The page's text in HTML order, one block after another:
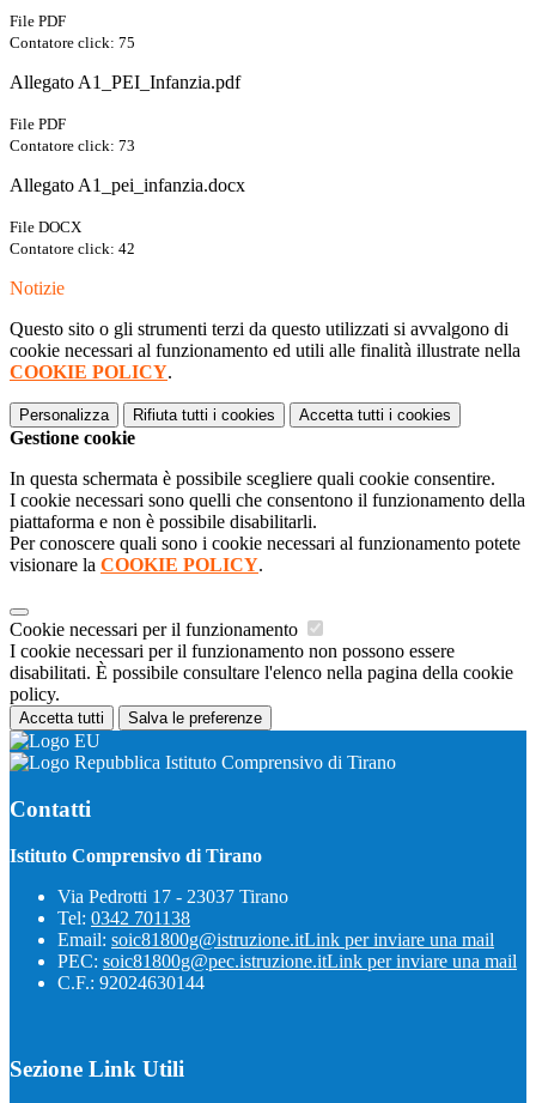
File PDF
Contatore click: 75
Allegato A1_PEI_Infanzia.pdf
File PDF
Contatore click: 73
Allegato A1_pei_infanzia.docx
File DOCX
Contatore click: 42
Notizie
Questo sito o gli strumenti terzi da questo utilizzati si avvalgono di
cookie necessari al funzionamento ed utili alle finalità illustrate nella
COOKIE POLICY.
Personalizza Rifiuta tutti i cookies Accetta tutti i cookies
Gestione cookie
In questa schermata è possibile scegliere quali cookie consentire.
I cookie necessari sono quelli che consentono il funzionamento della
piattaforma e non è possibile disabilitarli.
Per conoscere quali sono i cookie necessari al funzionamento potete
visionare la COOKIE POLICY.
Cookie necessari per il funzionamento
I cookie necessari per il funzionamento non possono essere
disabilitati. È possibile consultare l'elenco nella pagina della cookie
policy.
Accetta tutti Salva le preferenze
Istituto Comprensivo di Tirano
Contatti
Istituto Comprensivo di Tirano
Via Pedrotti 17 - 23037 Tirano
Tel: 0342 701138
Email: soic81800g@istruzione.itLink per inviare una mail
PEC: soic81800g@pec.istruzione.itLink per inviare una mail
C.F.: 92024630144
Sezione Link Utili